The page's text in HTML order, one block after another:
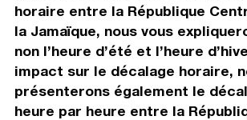
horaire entre la République
la Jamaïque, nous vous
non l’heure d’été et l’heure
impact sur le décalage horaire,
présenterons également le
heure par heure entre la